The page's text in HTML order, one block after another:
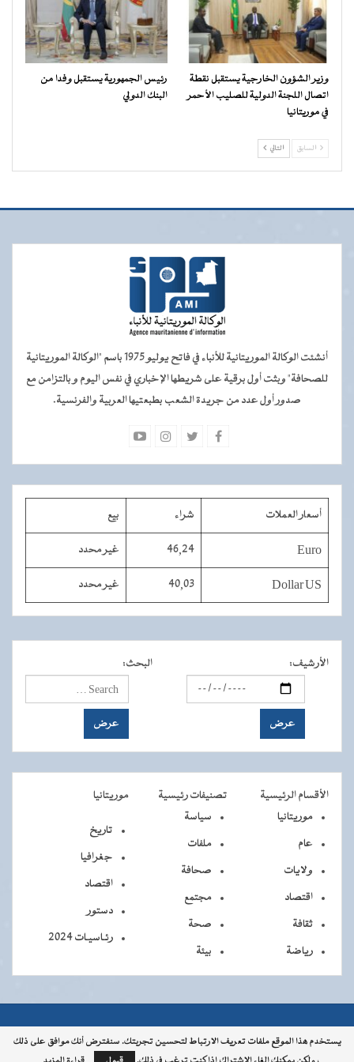
وزير الشؤون الخارجية يستقبل نقطة
اتصال اللجنة الدولية للصليب الأحمر
في موريتانيا
رئيس الجمهورية يستقبل وفدا من
البنك الدولي
السابق التالي
أنشئت الوكالة الموريتانية للأنباء في فاتح يوليو 1975 باسم "الوكالة الموريتانية
للصحافة" وبثت أول برقية على شريطها الإخباري في نفس اليوم و بالتزامن مع
صدور أول عدد من جريدة الشعب بطبعتيها العربية والفرنسية.
أسعار العملات شراء بيع
Euro
46,24 غير محدد
Dollar US
40,03 غير محدد
الأرشيف: البحث:
الأقسام الرئيسية تصنيفات رئيسية
موريتانيا
موريتانيا
عام
ولايات
اقتصاد
ثقافة
رياضة
سياسة
ملفات
صحافة
مجتمع
صحة
بيئة
تاريخ
جغرافيا
اقتصاد
دستور
رئـاسيـات 2024
جميــــع جميع الحقوق محفوظة © 2026 - الوكالة الموريتانية للأنباء
يستخدم هذا الموقع ملفات تعريف الارتباط لتحسين تجربتك. سنفترض أنك موافق على ذلك